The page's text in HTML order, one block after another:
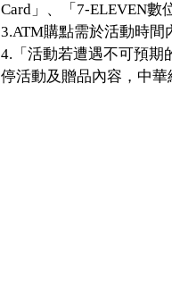
Card」、「7-ELEVEN數
3.ATM購點需於活動時
4.「活動若遭遇不可預期
停活動及贈品內容，中